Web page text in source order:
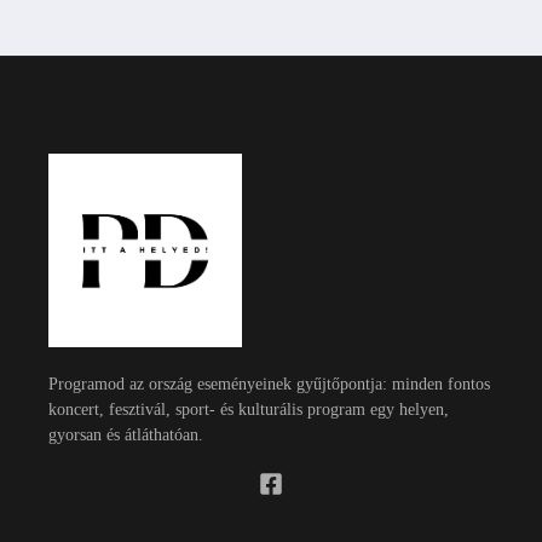
Programod az ország eseményeinek gyűjtőpontja: minden fontos
koncert, fesztivál, sport- és kulturális program egy helyen,
gyorsan és átláthatóan.